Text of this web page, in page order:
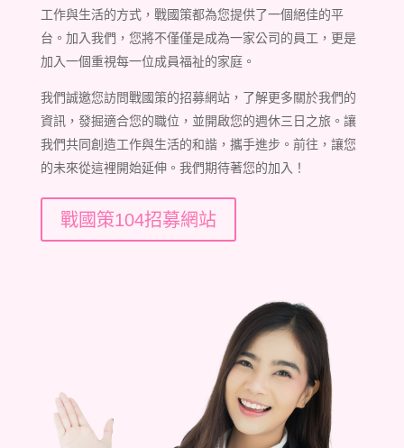
工作與生活的方式，戰國策都為您提供了一個絕佳的平
台。加入我們，您將不僅僅是成為一家公司的員工，更是
加入一個重視每一位成員福祉的家庭。
我們誠邀您訪問戰國策的招募網站，了解更多關於我們的
資訊，發掘適合您的職位，並開啟您的週休三日之旅。讓
我們共同創造工作與生活的和諧，攜手進步。前往，讓您
的未來從這裡開始延伸。我們期待著您的加入！
戰國策104招募網站